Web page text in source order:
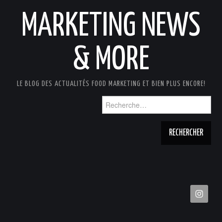
MARKETING NEWS
& MORE
LE BLOG DES ACTUALITÉS FOOD MARKETING ET BIEN PLUS ENCORE!